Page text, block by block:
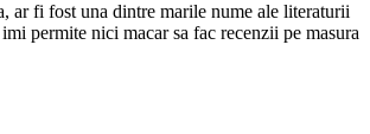
ar fi fost una dintre marile nume ale literaturii
permite nici macar sa fac recenzii pe masura